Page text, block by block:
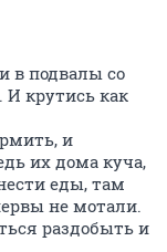
в подвалы со
И крутись как
и
их дома куча,
еды, там
не мотали.
раздобыть и